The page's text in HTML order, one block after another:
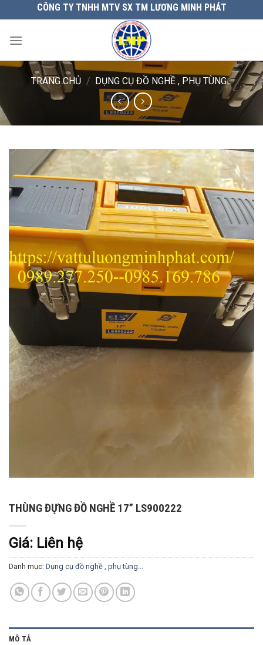
đến
nội
CÔNG TY TNHH MTV SX TM LƯƠNG MINH PHÁT
TRANG CHỦ / DỤNG CỤ ĐỒ NGHỀ , PHỤ TÙNG...
THÙNG ĐỰNG ĐỒ NGHỀ 17” LS900222
Giá: Liên hệ
Danh mục: Dụng cụ đồ nghề , phụ tùng...
MÔ TẢ